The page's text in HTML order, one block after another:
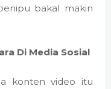
bakal makin
Di Media Sosial
konten video itu